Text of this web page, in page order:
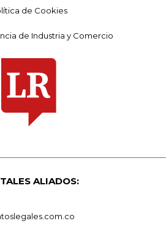
de Cookies
de Industria y Comercio
ALIADOS: